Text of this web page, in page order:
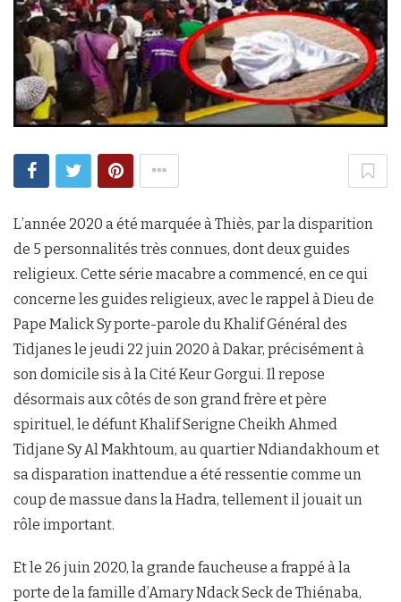
L’année 2020 a été marquée à Thiès, par la disparition
de 5 personnalités très connues, dont deux guides
religieux. Cette série macabre a commencé, en ce qui
concerne les guides religieux, avec le rappel à Dieu de
Pape Malick Sy porte-parole du Khalif Général des
Tidjanes le jeudi 22 juin 2020 à Dakar, précisément à
son domicile sis à la Cité Keur Gorgui. Il repose
désormais aux côtés de son grand frère et père
spirituel, le défunt Khalif Serigne Cheikh Ahmed
Tidjane Sy Al Makhtoum, au quartier Ndiandakhoum et
sa disparation inattendue a été ressentie comme un
coup de massue dans la Hadra, tellement il jouait un
rôle important.
Et le 26 juin 2020, la grande faucheuse a frappé à la
porte de la famille d’Amary Ndack Seck de Thiénaba,